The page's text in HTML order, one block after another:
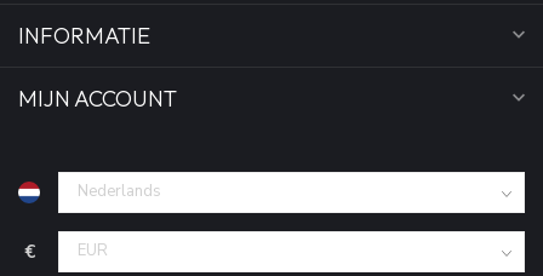
INFORMATIE
MIJN ACCOUNT
€